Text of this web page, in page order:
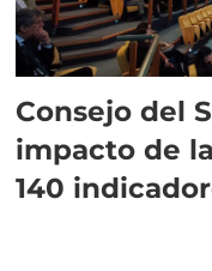
Consejo del
impacto de
140